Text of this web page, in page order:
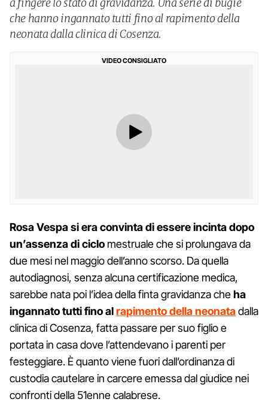
che hanno ingannato tutti fino al rapimento della
neonata dalla clinica di Cosenza.
VIDEO CONSIGLIATO
Rosa Vespa si era convinta di essere incinta dopo
un’assenza di ciclo mestruale che si prolungava da
due mesi nel maggio dell’anno scorso. Da quella
autodiagnosi, senza alcuna certificazione medica,
sarebbe nata poi l’idea della finta gravidanza cheha
ingannato tutti fino alrapimento della neonatadalla
clinica di Cosenza, fatta passare per suo figlio e
portata in casa dove l’attendevano i parenti per
festeggiare. È quanto viene fuori dall’ordinanza di
custodia cautelare in carcere emessa dal giudice nei
confronti della 51enne calabrese.